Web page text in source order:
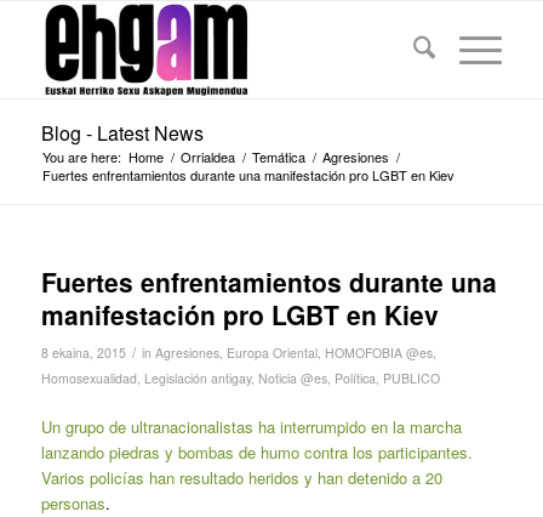
Blog - Latest News
You are here: Home / Orrialdea / Temática / Agresiones /
Fuertes enfrentamientos durante una manifestación pro LGBT en Kiev
Fuertes enfrentamientos durante una
manifestación pro LGBT en Kiev
8 ekaina, 2015 / in Agresiones, Europa Oriental, HOMOFOBIA @es,
Homosexualidad, Legislación antigay, Noticia @es, Política, PUBLICO
Un grupo de ultranacionalistas ha interrumpido en la marcha
lanzando piedras y bombas de humo contra los participantes.
Varios policías han resultado heridos y han detenido a 20
personas.